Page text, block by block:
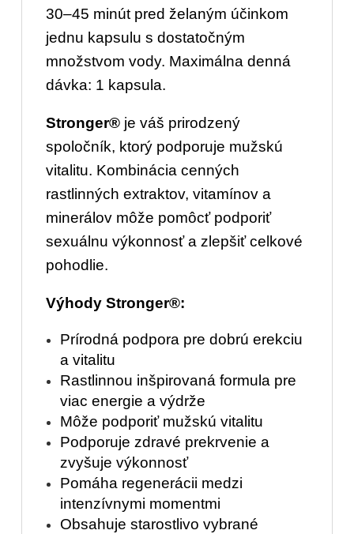
30–45 minút pred želaným účinkom
jednu kapsulu s dostatočným
množstvom vody. Maximálna denná
dávka: 1 kapsula.
Stronger® je váš prirodzený
spoločník, ktorý podporuje mužskú
vitalitu. Kombinácia cenných
rastlinných extraktov, vitamínov a
minerálov môže pomôcť podporiť
sexuálnu výkonnosť a zlepšiť celkové
pohodlie.
Výhody Stronger®:
Prírodná podpora pre dobrú erekciu
a vitalitu
Rastlinnou inšpirovaná formula pre
viac energie a výdrže
Môže podporiť mužskú vitalitu
Podporuje zdravé prekrvenie a
zvyšuje výkonnosť
Pomáha regenerácii medzi
intenzívnymi momentmi
Obsahuje starostlivo vybrané